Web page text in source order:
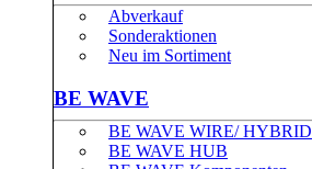
Abverkauf
Sonderaktionen
Neu im Sortiment
BE WAVE
BE WAVE WIRE/ HYBRID
BE WAVE HUB